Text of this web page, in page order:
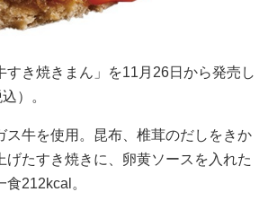
き焼きまん」を11月26日から発売し
）。
牛を使用。昆布、椎茸のだしをきか
げたすき焼きに、卵黄ソースを入れた
212kcal。